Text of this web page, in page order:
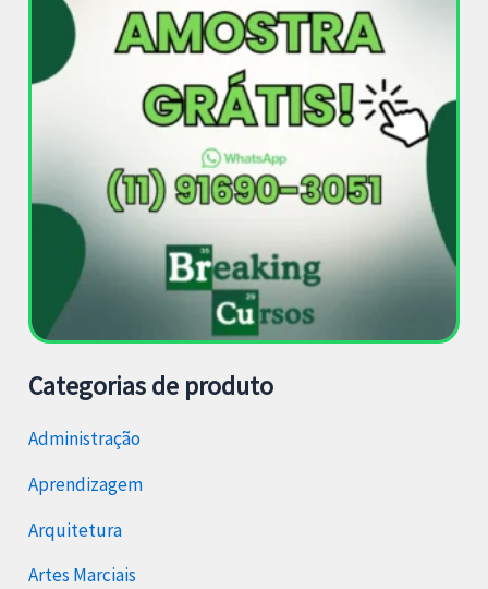
Categorias de produto
Administração
Aprendizagem
Arquitetura
Artes Marciais